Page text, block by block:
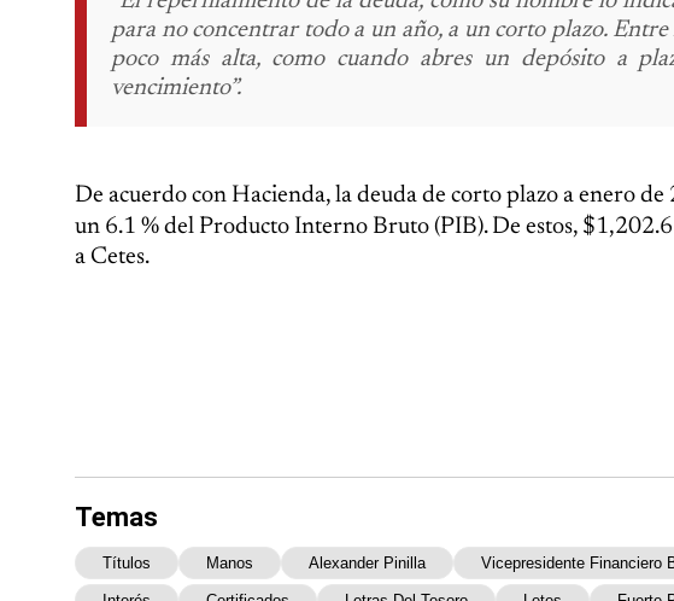
para no concentrar todo a un año, a un corto plazo. Entre
poco más alta, como cuando abres un depósito a
vencimiento”.
De acuerdo con Hacienda, la deuda de corto plazo a enero de
un 6.1 % del Producto Interno Bruto (PIB). De estos,
a Cetes.
Temas
Títulos Manos Alexander Pinilla Vicepresidente Financiero